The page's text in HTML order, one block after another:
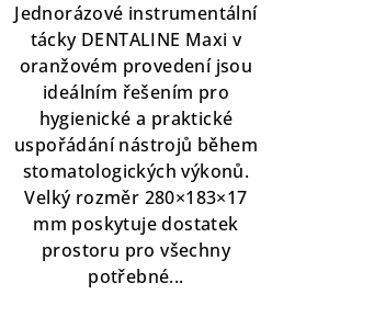
Jednorázové instrumentální
tácky DENTALINE Maxi v
oranžovém provedení jsou
ideálním řešením pro
hygienické a praktické
uspořádání nástrojů během
stomatologických výkonů.
Velký rozměr 280×183×17
mm poskytuje dostatek
prostoru pro všechny
potřebné...